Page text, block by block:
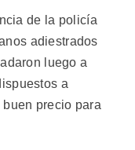
de la policía
adiestrados
luego a
a
precio para